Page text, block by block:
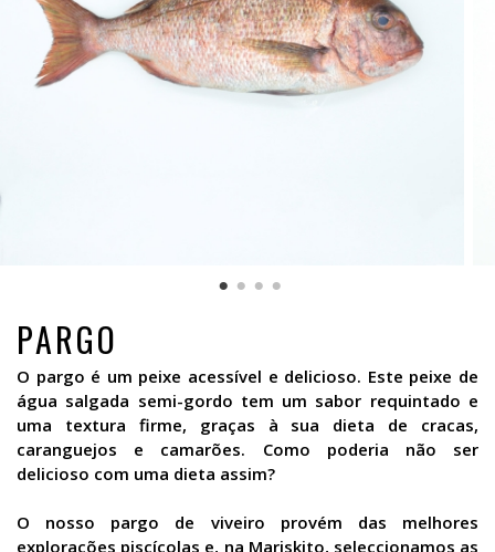
PARGO
O pargo é um peixe acessível e delicioso. Este peixe de
água salgada semi-gordo tem um sabor requintado e
uma textura firme, graças à sua dieta de cracas,
caranguejos e camarões. Como poderia não ser
delicioso com uma dieta assim?
O nosso pargo de viveiro provém das melhores
explorações piscícolas e, na Mariskito, seleccionamos as